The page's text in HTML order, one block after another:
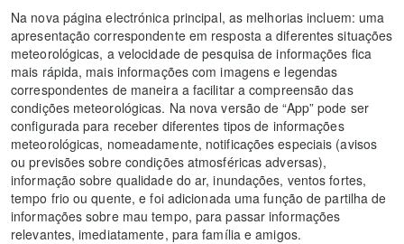
Na nova página electrónica principal, as melhorias incluem: uma
apresentação correspondente em resposta a diferentes situações
meteorológicas, a velocidade de pesquisa de informações fica
mais rápida, mais informações com imagens e legendas
correspondentes de maneira a facilitar a compreensão das
condições meteorológicas. Na nova versão de “App” pode ser
configurada para receber diferentes tipos de informações
meteorológicas, nomeadamente, notificações especiais (avisos
ou previsões sobre condições atmosféricas adversas),
informação sobre qualidade do ar, inundações, ventos fortes,
tempo frio ou quente, e foi adicionada uma função de partilha de
informações sobre mau tempo, para passar informações
relevantes, imediatamente, para família e amigos.